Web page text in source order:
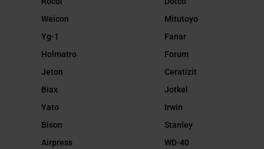
Weicon
Yg-1
Holmatro
Jeton
Biax
Yato
Bison
Airpress
Mitutoyo
Fanar
Forum
Ceratizit
Jotkel
Irwin
Stanley
WD-40